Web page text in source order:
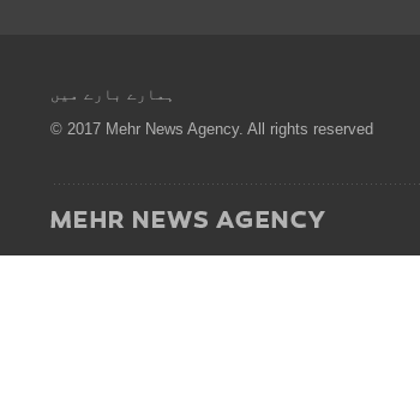
ہمارے بارے میں
© 2017 Mehr News Agency. All rights reserved